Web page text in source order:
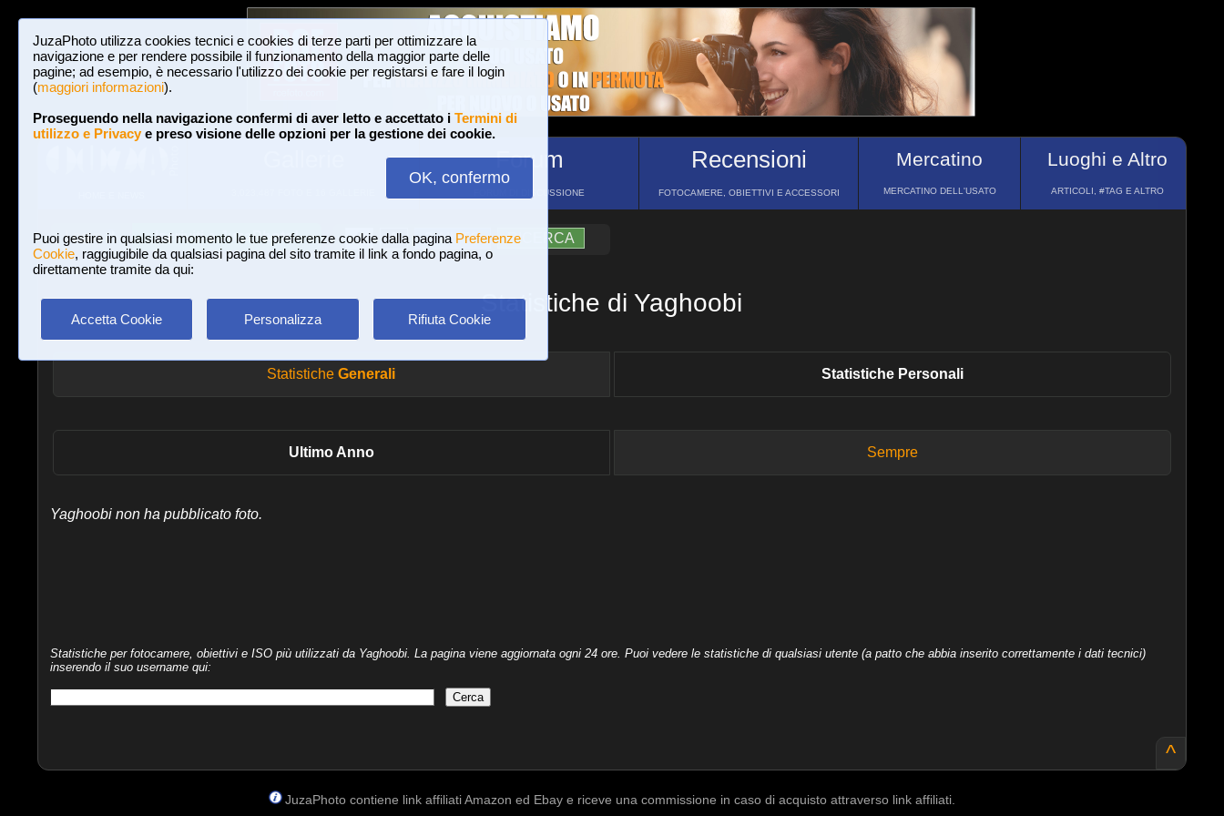
JuzaPhoto utilizza cookies tecnici e cookies di terze parti per ottimizzare la
navigazione e per rendere possibile il funzionamento della maggior parte delle
pagine; ad esempio, è necessario l'utilizzo dei cookie per registarsi e fare il login
(maggiori informazioni).
Proseguendo nella navigazione confermi di aver letto e accettato i Termini di
utilizzo e Privacye preso visione delle opzioni per la gestione dei cookie.
OK, confermo
Puoi gestire in qualsiasi momento le tue preferenze cookie dalla pagina Preferenze
Cookie, raggiugibile da qualsiasi pagina del sito tramite il link a fondo pagina, o
direttamente tramite da qui:
Accetta Cookie Personalizza Rifiuta Cookie
Forum
FORUM DI DISCUSSIONE
Recensioni
FOTOCAMERE, OBIETTIVI E ACCESSORI
Mercatino
MERCATINO DELL'USATO
Luoghi e Altro
ARTICOLI, #TAG E ALTRO
Login Iscriviti a JuzaPhoto! A A ?AIUTO RICERCA
Statistiche di Yaghoobi
StatisticheGenerali Statistiche Personali
Ultimo Anno Sempre
Yaghoobi non ha pubblicato foto.
Statistiche per fotocamere, obiettivi e ISO più utilizzati da Yaghoobi. La pagina viene aggiornata ogni 24 ore. Puoi vedere le statistiche di qualsiasi utente (a patto che abbia inserito correttamente i dati tecnici)
inserendo il suo username qui:
^
JuzaPhoto contiene link affiliati Amazon ed Ebay e riceve una commissione in caso di acquisto attraverso link affiliati.